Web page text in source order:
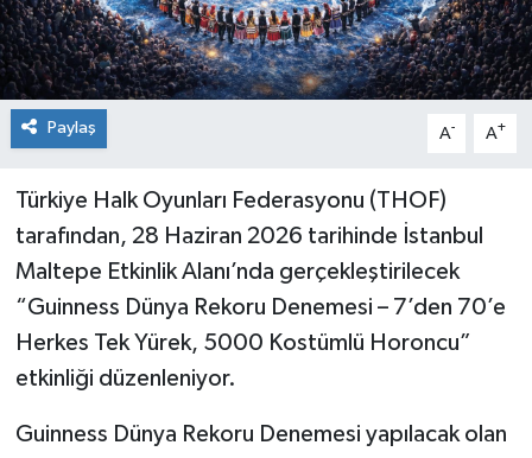
Paylaş A- A+
Türkiye Halk Oyunları Federasyonu (THOF)
tarafından, 28 Haziran 2026 tarihinde İstanbul
Maltepe Etkinlik Alanı’nda gerçekleştirilecek
“Guinness Dünya Rekoru Denemesi – 7’den 70’e
Herkes Tek Yürek, 5000 Kostümlü Horoncu”
etkinliği düzenleniyor.
Guinness Dünya Rekoru Denemesi yapılacak olan